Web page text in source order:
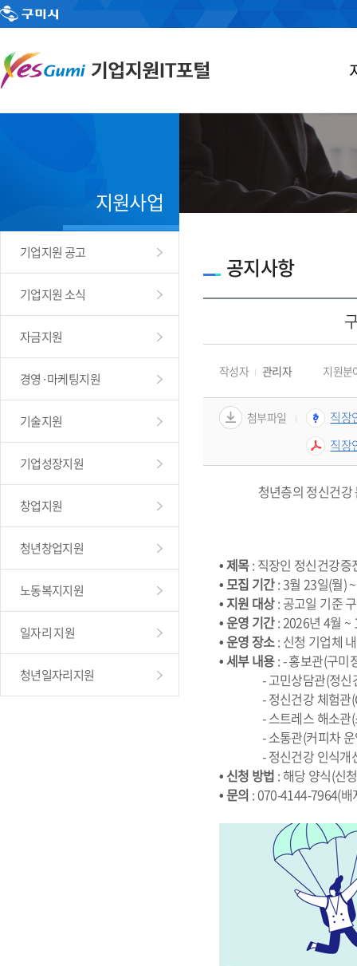
지원사업
기업지원 공고
기업지원 소식
자금지원
경영·마케팅지원
기술지원
기업성장지원
창업지원
청년창업지원
노동복지지원
일자리 지원
청년일자리지원
공지사항
작성자 관리자 지원분
첨부파일
직장
직장
청년층의 정신건
• 제목 : 직장인 정신건강증
• 모집 기간 : 3월 23일(월)
• 지원 대상 : 공고일 기준
• 운영 기간 : 2026년 4월 ~
• 운영 장소 : 신청 기업체
• 세부 내용 : - 홍보관(구미
- 고민상담관(정신건
- 정신건강 체험관
- 스트레스 해소관(스
- 소통관(커피차 운
- 정신건강 인식개선
• 신청 방법 : 해당 양식(신
• 문의 : 070-4144-7964(